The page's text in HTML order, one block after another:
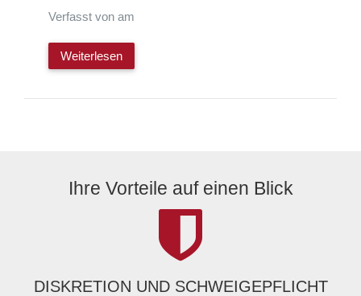
Verfasst von am
Weiterlesen
Ihre Vorteile auf einen Blick
DISKRETION UND SCHWEIGEPFLICHT